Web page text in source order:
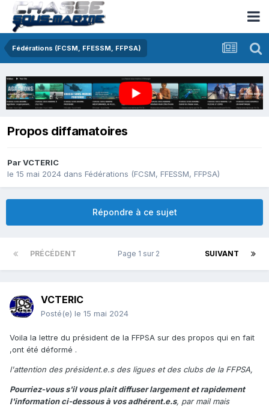
Fédérations (FCSM, FFESSM, FFPSA)
Propos diffamatoires
ParVCTERIC
le 15 mai 2024 dans Fédérations (FCSM, FFESSM, FFPSA)
Répondre à ce sujet
PRÉCÉDENT SUIVANT
Page 1 sur 2
VCTERIC
Posté(e) le 15 mai 2024
Voila la lettre du président de la FFPSA sur des propos qui en fait
,ont été déformé .
l'attention des président.e.s des ligues et des clubs de la FFPSA,
Pourriez-vous s'il vous plait diffuser largement et rapidement
l'information ci-dessous à vos adhérent.e.s, par mail mais